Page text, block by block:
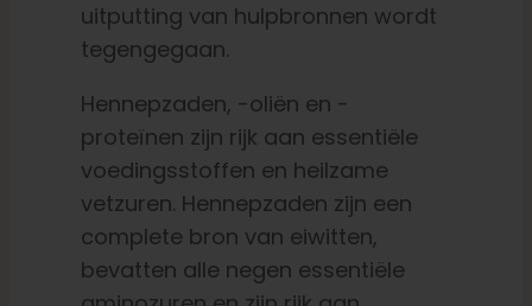
uitputting van hulpbronnen wordt
tegengegaan.
Hennepzaden, -oliën en -
proteïnen zijn rijk aan essentiële
voedingsstoffen en heilzame
vetzuren. Hennepzaden zijn een
complete bron van eiwitten,
bevatten alle negen essentiële